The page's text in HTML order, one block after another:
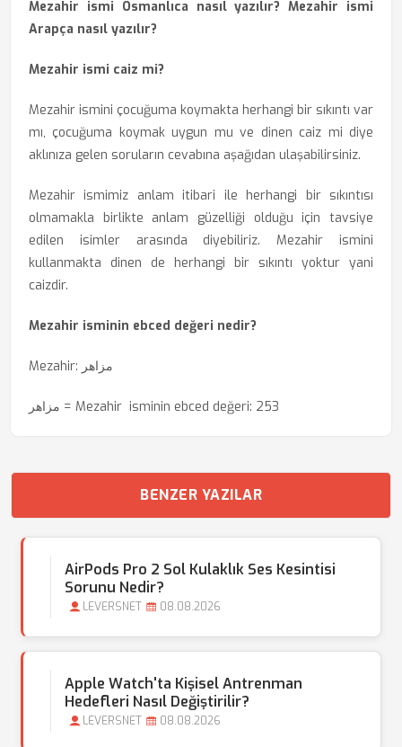
Mezahir ismi Osmanlıca nasıl yazılır? Mezahir ismi
Arapça nasıl yazılır?
Mezahir ismi caiz mi?
Mezahir ismini çocuğuma koymakta herhangi bir sıkıntı var
mı, çocuğuma koymak uygun mu ve dinen caiz mi diye
aklınıza gelen soruların cevabına aşağıdan ulaşabilirsiniz.
Mezahir ismimiz anlam itibari ile herhangi bir sıkıntısı
olmamakla birlikte anlam güzelliği olduğu için tavsiye
edilen isimler arasında diyebiliriz. Mezahir ismini
kullanmakta dinen de herhangi bir sıkıntı yoktur yani
caizdir.
Mezahir isminin ebced değeri nedir?
Mezahir: ‏مزاهر
‏مزاهر = Mezahir isminin ebced değeri: 253
BENZER YAZILAR
AirPods Pro 2 Sol Kulaklık Ses Kesintisi
Sorunu Nedir?
LEVERSNET 08.08.2026
Apple Watch'ta Kişisel Antrenman
Hedefleri Nasıl Değiştirilir?
LEVERSNET 08.08.2026